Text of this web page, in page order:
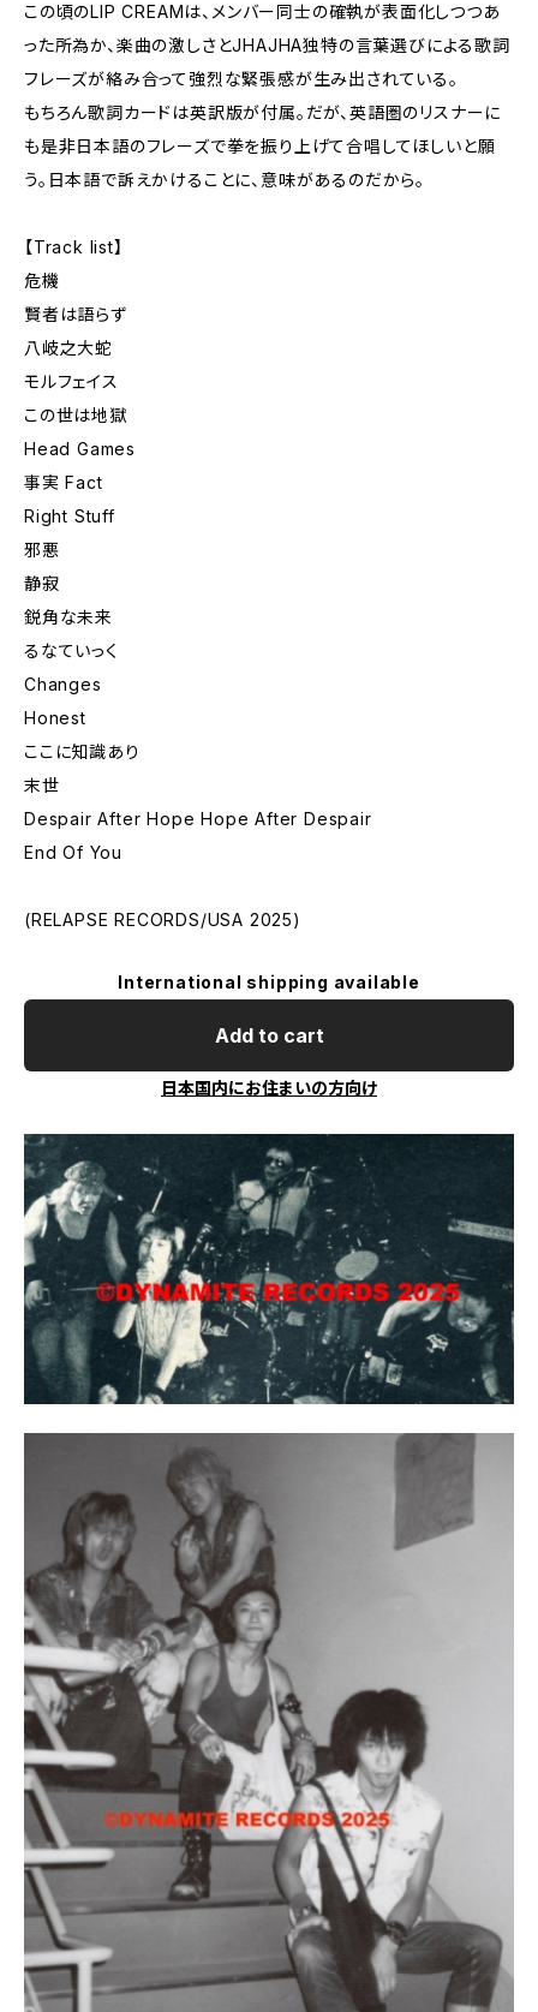
この頃のLIP CREAMは、メンバー同士の確執が表面化しつつあ
った所為か、楽曲の激しさとJHAJHA独特の言葉選びによる歌詞
フレーズが絡み合って強烈な緊張感が生み出されている。
もちろん歌詞カードは英訳版が付属。だが、英語圏のリスナーに
も是非日本語のフレーズで拳を振り上げて合唱してほしいと願
う。日本語で訴えかけることに、意味があるのだから。
【Track list】
危機
賢者は語らず
八岐之大蛇
モルフェイス
この世は地獄
Head Games
事実 Fact
Right Stuff
邪悪
静寂
鋭角な未来
るなていっく
Changes
Honest
ここに知識あり
末世
Despair After Hope Hope After Despair
End Of You
(RELAPSE RECORDS/USA 2025)
International shipping available
Add to cart
日本国内にお住まいの方向け